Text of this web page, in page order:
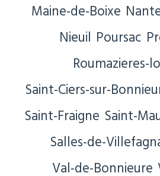
Maine-de-Boixe
Nieuil Poursac
Roumazieres-
Saint-Ciers-sur-
Saint-Fraigne Saint-
Salles-de-
Val-de-Bonnieure